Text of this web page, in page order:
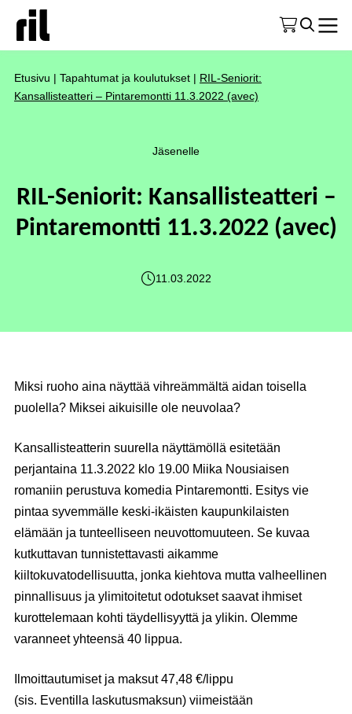
Etusivu | Tapahtumat ja koulutukset | RIL-Seniorit:
Kansallisteatteri – Pintaremontti 11.3.2022 (avec)
Jäsenelle
RIL-Seniorit: Kansallisteatteri –
Pintaremontti 11.3.2022 (avec)
11.03.2022
Miksi ruoho aina näyttää vihreämmältä aidan toisella
puolella? Miksei aikuisille ole neuvolaa?
Kansallisteatterin suurella näyttämöllä esitetään
perjantaina 11.3.2022 klo 19.00 Miika Nousiaisen
romaniin perustuva komedia Pintaremontti. Esitys vie
pintaa syvemmälle keski-ikäisten kaupunkilaisten
elämään ja tunteelliseen neuvottomuuteen. Se kuvaa
kutkuttavan tunnistettavasti aikamme
kiiltokuvatodellisuutta, jonka kiehtova mutta valheellinen
pinnallisuus ja ylimitoitetut odotukset saavat ihmiset
kurottelemaan kohti täydellisyyttä ja ylikin. Olemme
varanneet yhteensä 40 lippua.
Ilmoittautumiset ja maksut 47,48 €/lippu
(sis. Eventilla laskutusmaksun) viimeistään